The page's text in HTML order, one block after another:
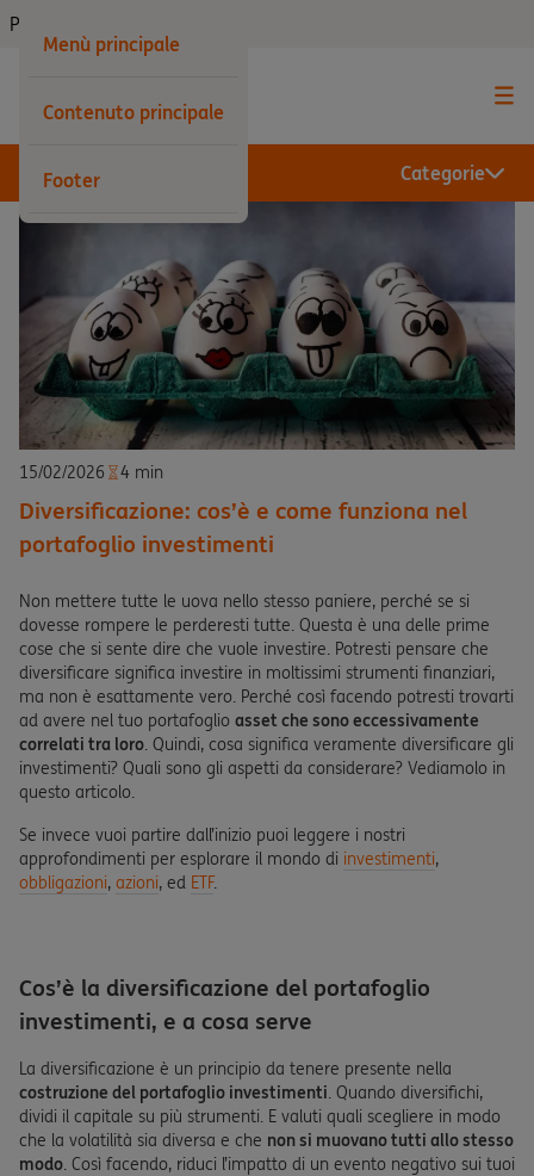
Menù principale
Contenuto principale
Footer
Privati
Categorie
15/02/2026 4 min
Diversificazione: cos’è e come funziona nel
portafoglio investimenti
Non mettere tutte le uova nello stesso paniere, perché se si
dovesse rompere le perderesti tutte. Questa è una delle prime
cose che si sente dire che vuole investire. Potresti pensare che
diversificare significa investire in moltissimi strumenti finanziari,
ma non è esattamente vero. Perché così facendo potresti trovarti
ad avere nel tuo portafoglio asset che sono eccessivamente
correlati tra loro. Quindi, cosa significa veramente diversificare gli
investimenti? Quali sono gli aspetti da considerare? Vediamolo in
questo articolo.
Se invece vuoi partire dall’inizio puoi leggere i nostri
approfondimenti per esplorare il mondo di investimenti,
obbligazioni, azioni, ed ETF.
Cos’è la diversificazione del portafoglio
investimenti, e a cosa serve
La diversificazione è un principio da tenere presente nella
costruzione del portafoglio investimenti. Quando diversifichi,
dividi il capitale su più strumenti. E valuti quali scegliere in modo
che la volatilità sia diversa e che non si muovano tutti allo stesso
modo. Così facendo, riduci l’impatto di un evento negativo sui tuoi